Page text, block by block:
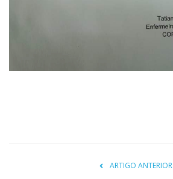
ARTIGO ANTERIOR